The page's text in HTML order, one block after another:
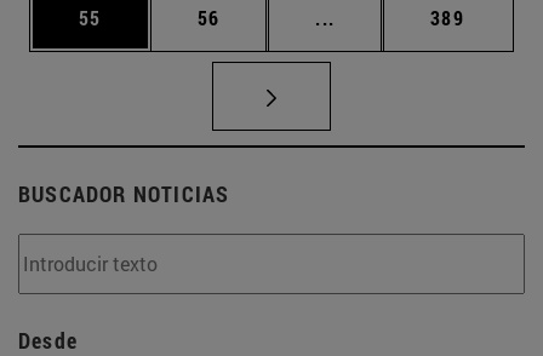
Página
55 Página
56 ... Páginas intermedias
Página
389
BUSCADOR NOTICIAS
Desde